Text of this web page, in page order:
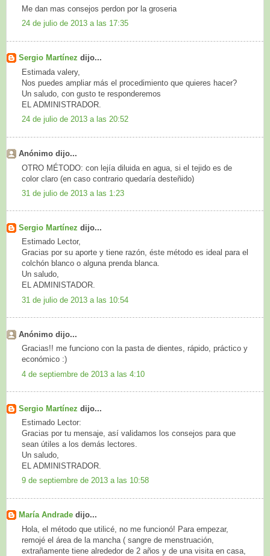
Me dan mas consejos perdon por la groseria
24 de julio de 2013 a las 17:35
Sergio Martínez dijo...
Estimada valery,
Nos puedes ampliar más el procedimiento que quieres hacer?
Un saludo, con gusto te responderemos
EL ADMINISTRADOR.
24 de julio de 2013 a las 20:52
Anónimo dijo...
OTRO MÉTODO: con lejía diluida en agua, si el tejido es de
color claro (en caso contrario quedaría desteñido)
31 de julio de 2013 a las 1:23
Sergio Martínez dijo...
Estimado Lector,
Gracias por su aporte y tiene razón, éste método es ideal para el
colchón blanco o alguna prenda blanca.
Un saludo,
EL ADMINISTADOR.
31 de julio de 2013 a las 10:54
Anónimo dijo...
Gracias!! me funciono con la pasta de dientes, rápido, práctico y
económico :)
4 de septiembre de 2013 a las 4:10
Sergio Martínez dijo...
Estimado Lector:
Gracias por tu mensaje, así validamos los consejos para que
sean útiles a los demás lectores.
Un saludo,
EL ADMINISTRADOR.
9 de septiembre de 2013 a las 10:58
María Andrade dijo...
Hola, el método que utilicé, no me funcionó! Para empezar,
remojé el área de la mancha ( sangre de menstruación,
extrañamente tiene alrededor de 2 años y de una visita en casa,